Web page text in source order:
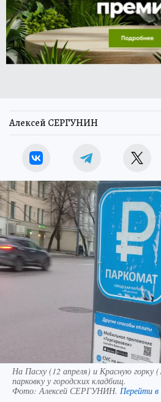
Алексей СЕРГУНИН
На Пасху (12 апреля) и Красную горку
парковку у городских кладбищ.
Фото:Алексей СЕРГУНИН. Перейти